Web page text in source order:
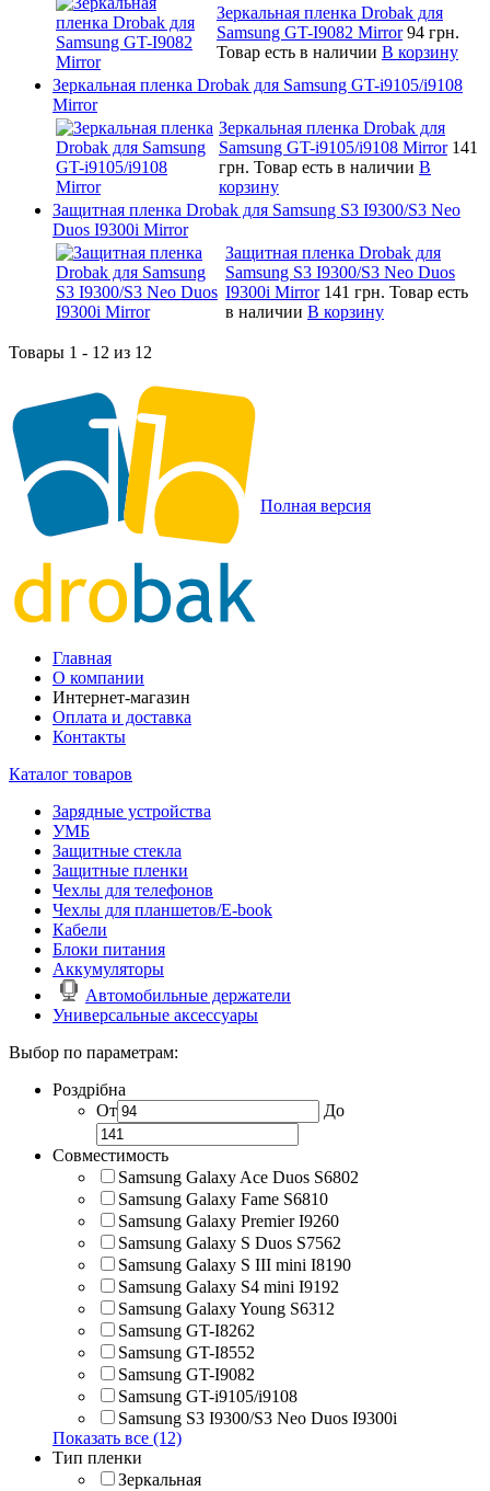
Зеркальная пленка Drobak для
Samsung GT-I9082 Mirror 94 грн.
Товар есть в наличии В корзину
Зеркальная пленка Drobak для Samsung GT-i9105/i9108
Mirror
Зеркальная пленка Drobak для
Samsung GT-i9105/i9108 Mirror 141
грн. Товар есть в наличии В
корзину
Защитная пленка Drobak для Samsung S3 I9300/S3 Neo
Duos I9300i Mirror
Защитная пленка Drobak для
Samsung S3 I9300/S3 Neo Duos
I9300i Mirror 141 грн. Товар есть
в наличии В корзину
Товары 1 - 12 из 12
Полная версия
Главная
О компании
Интернет-магазин
Оплата и доставка
Контакты
Каталог товаров
Зарядные устройства
УМБ
Защитные стекла
Защитные пленки
Чехлы для телефонов
Чехлы для планшетов/E-book
Кабели
Блоки питания
Аккумуляторы
Автомобильные держатели
Универсальные аксессуары
Выбор по параметрам:
Роздрібна
От
До
Совместимость
Samsung Galaxy Ace Duos S6802
Samsung Galaxy Fame S6810
Samsung Galaxy Premier I9260
Samsung Galaxy S Duos S7562
Samsung Galaxy S III mini I8190
Samsung Galaxy S4 mini I9192
Samsung Galaxy Young S6312
Samsung GT-I8262
Samsung GT-I8552
Samsung GT-I9082
Samsung GT-i9105/i9108
Samsung S3 I9300/S3 Neo Duos I9300i
Показать все (12)
Тип пленки
Зеркальная